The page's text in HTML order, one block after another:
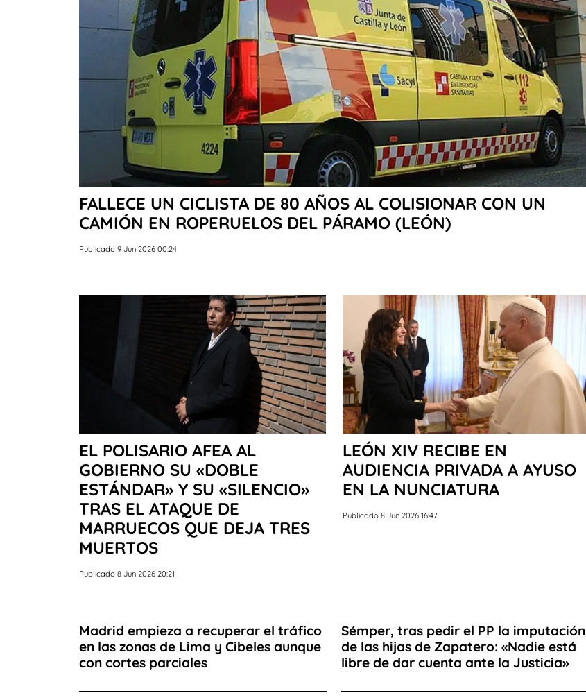
FALLECE UN CICLISTA DE 80 AÑOS AL COLISIONAR CON UN
CAMIÓN EN ROPERUELOS DEL PÁRAMO (LEÓN)
Publicado 9 Jun 2026 00:24
EL POLISARIO AFEA AL
GOBIERNO SU «DOBLE
ESTÁNDAR» Y SU «SILENCIO»
TRAS EL ATAQUE DE
MARRUECOS QUE DEJA TRES
MUERTOS
Publicado 8 Jun 2026 20:21
LEÓN XIV RECIBE EN
AUDIENCIA PRIVADA A AYUSO
EN LA NUNCIATURA
Publicado 8 Jun 2026 16:47
Madrid empieza a recuperar el tráfico
en las zonas de Lima y Cibeles aunque
con cortes parciales
Sémper, tras pedir el PP la imputación
de las hijas de Zapatero: «Nadie está
libre de dar cuenta ante la Justicia»